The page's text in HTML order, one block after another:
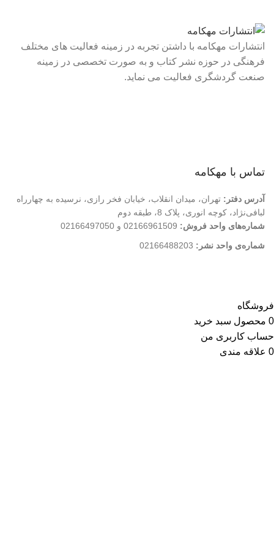
انتشارات مهکامه با داشتن تجربه در زمینه فعالیت های مختلف
فرهنگی در حوزه نشر کتاب و به صورت تخصصی در زمینه
صنعت گردشگری فعالیت می نماید.
تماس با مهکامه
آدرس دفتر: تهران، میدان انقلاب، خیابان فخر رازی، نرسیده به چهارراه
لبافی‌نژاد، کوچه انوری، پلاک 8، طبقه دوم
شماره‌های واحد فروش: 02166961509 و 02166497050
شماره‌‌ی واحد نشر:
فروشگاه
0 محصول سبد خرید
حساب کاربری من
0 علاقه مندی